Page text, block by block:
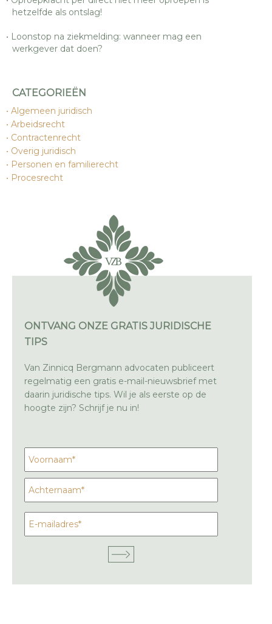
hetzelfde als ontslag!
Loonstop na ziekmelding: wanneer mag een
werkgever dat doen?
CATEGORIEËN
Algemeen juridisch
Arbeidsrecht
Contractenrecht
Overig juridisch
Personen en familierecht
Procesrecht
ONTVANG ONZE GRATIS JURIDISCHE
TIPS
Van Zinnicq Bergmann advocaten publiceert
regelmatig een gratis e-mail-nieuwsbrief met
daarin juridische tips. Wil je als eerste op de
hoogte zijn? Schrijf je nu in!